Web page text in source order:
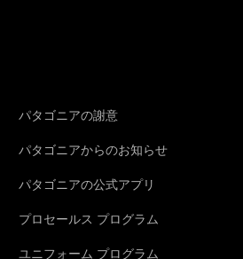
パタゴニアの謝意
パタゴニアからのお知らせ
パタゴニアの公式アプリ
プロセールス プログラム
ユニフォーム プログラム